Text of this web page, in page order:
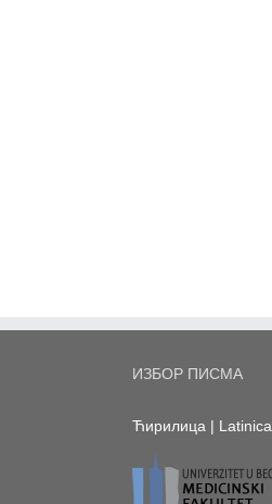
ИЗБОР ПИСМА
Ћирилица | Latinica